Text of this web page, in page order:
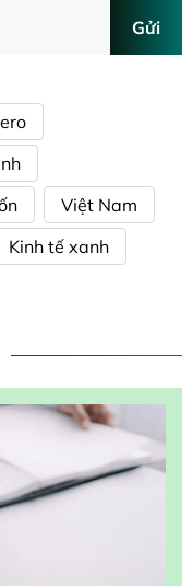
Gửi
Việt Nam
Kinh tế xanh